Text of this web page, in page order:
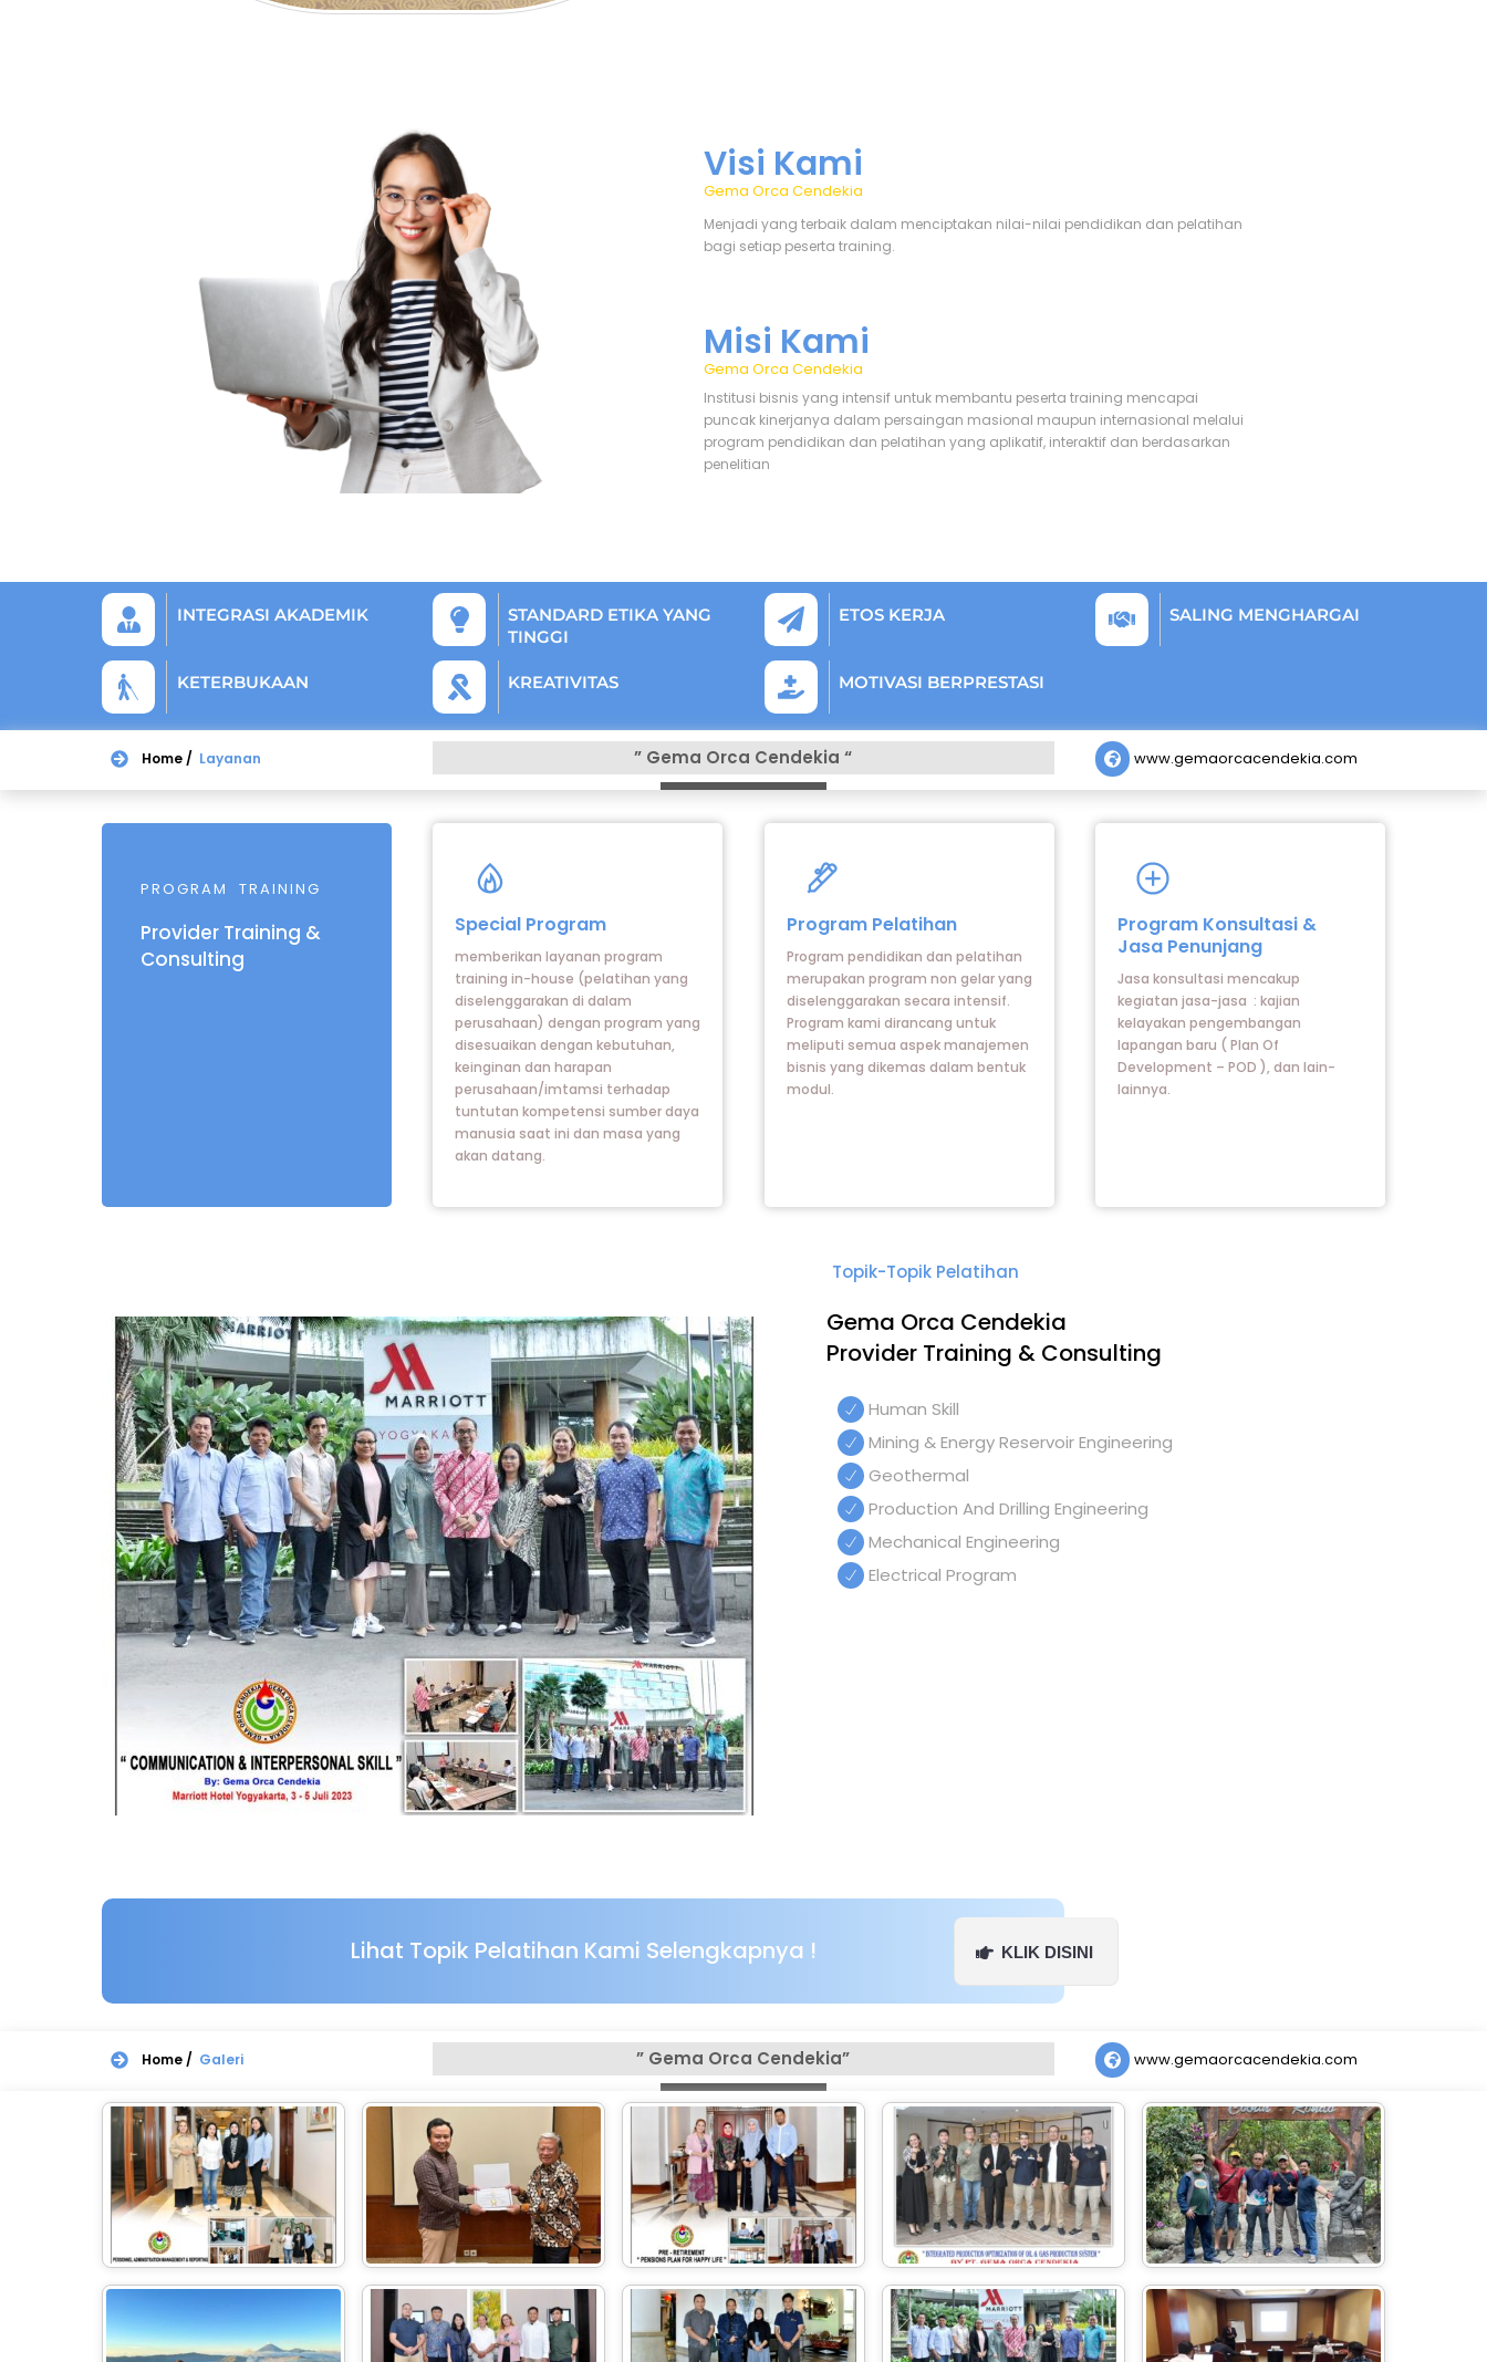
Visi Kami
Gema Orca Cendekia
Menjadi yang terbaik dalam menciptakan nilai-nilai pendidikan dan pelatihan
bagi setiap peserta training.
Misi Kami
Gema Orca Cendekia
Institusi bisnis yang intensif untuk membantu peserta training mencapai
puncak kinerjanya dalam persaingan masional maupun internasional melalui
program pendidikan dan pelatihan yang aplikatif, interaktif dan berdasarkan
penelitian
INTEGRASI AKADEMIK
STANDARD ETIKA YANG
TINGGI
ETOS KERJA SALING MENGHARGAI
KETERBUKAAN KREATIVITAS MOTIVASI BERPRESTASI
Home / Layanan ” Gema Orca Cendekia “ www.gemaorcacendekia.com
PROGRAM TRAINING
Provider Training &
Consulting
Icon
label
Special Program
memberikan layanan program
training in-house (pelatihan yang
diselenggarakan di dalam
perusahaan) dengan program yang
disesuaikan dengan kebutuhan,
keinginan dan harapan
perusahaan/imtamsi terhadap
tuntutan kompetensi sumber daya
manusia saat ini dan masa yang
akan datang.
Icon
label
Program Pelatihan
Program pendidikan dan pelatihan
merupakan program non gelar yang
diselenggarakan secara intensif.
Program kami dirancang untuk
meliputi semua aspek manajemen
bisnis yang dikemas dalam bentuk
modul.
Icon
label
Program Konsultasi &
Jasa Penunjang
Jasa konsultasi mencakup
kegiatan jasa-jasa : kajian
kelayakan pengembangan
lapangan baru ( Plan Of
Development – POD ), dan lain-
lainnya.
Topik-Topik Pelatihan
Gema Orca Cendekia
Provider Training & Consulting
Human Skill
Mining & Energy Reservoir Engineering
Geothermal
Production And Drilling Engineering
Mechanical Engineering
Electrical Program
Lihat Topik Pelatihan Kami Selengkapnya ! KLIK DISINI
Home / Galeri ” Gema Orca Cendekia” www.gemaorcacendekia.com